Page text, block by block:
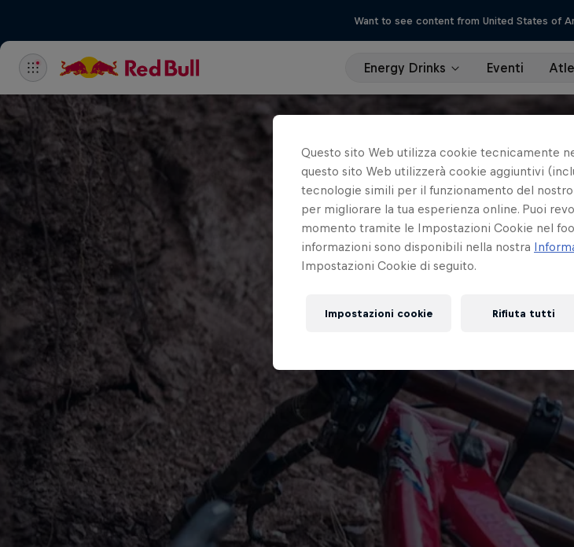
Want to see content from United States of
Energy Drinks Eventi
Questo sito Web utilizza cookie tecnicamente
questo sito Web utilizzerà cookie aggiuntivi
tecnologie simili per il funzionamento del
per migliorare la tua esperienza online. Puoi
momento tramite le Impostazioni Cookie nel
informazioni sono disponibili nella nostra
Impostazioni Cookie di seguito.
Impostazioni cookie Rifiuta tutti